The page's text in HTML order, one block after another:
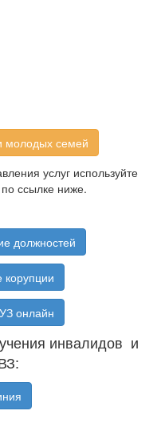
молодых семей
услуг используйте
ссылке ниже.
должностей
корупции
онлайн
инвалидов и